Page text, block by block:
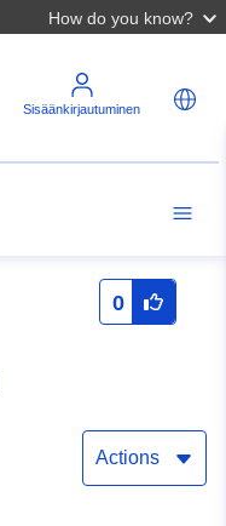
How do you know?
Sisäänkirjautuminen
0
Actions